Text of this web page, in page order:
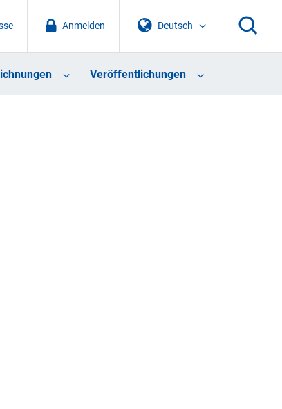
Deutsch
Anmelden
Veröffentlichungen